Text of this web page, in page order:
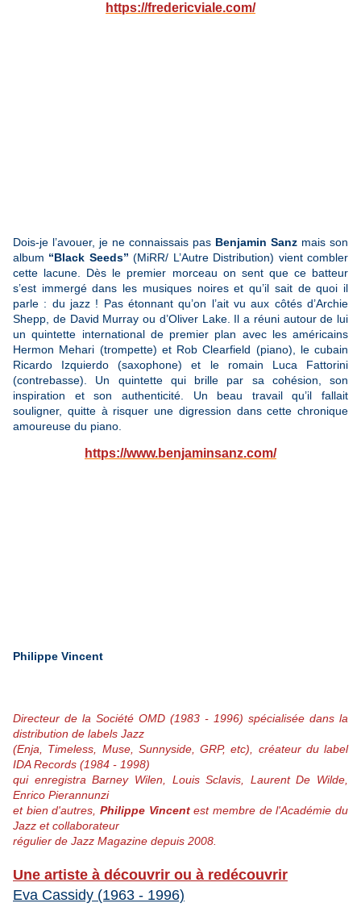
https://fredericviale.com/
Dois-je l’avouer, je ne connaissais pas Benjamin Sanz mais son
album “Black Seeds” (MiRR/ L’Autre Distribution) vient combler
cette lacune. Dès le premier morceau on sent que ce batteur
s’est immergé dans les musiques noires et qu’il sait de quoi il
parle : du jazz ! Pas étonnant qu’on l’ait vu aux côtés d’Archie
Shepp, de David Murray ou d’Oliver Lake. Il a réuni autour de lui
un quintette international de premier plan avec les américains
Hermon Mehari (trompette) et Rob Clearfield (piano), le cubain
Ricardo Izquierdo (saxophone) et le romain Luca Fattorini
(contrebasse). Un quintette qui brille par sa cohésion, son
inspiration et son authenticité. Un beau travail qu’il fallait
souligner, quitte à risquer une digression dans cette chronique
amoureuse du piano.
https://www.benjaminsanz.com/
Philippe Vincent
Directeur de la Société OMD (1983 - 1996) spécialisée dans la
distribution de labels Jazz
(Enja, Timeless, Muse, Sunnyside, GRP, etc), créateur du label
IDA Records (1984 - 1998)
qui enregistra Barney Wilen, Louis Sclavis, Laurent De Wilde,
Enrico Pierannunzi
et bien d'autres, Philippe Vincentest membre de l'Académie du
Jazz et collaborateur
régulier de Jazz Magazine depuis 2008.
Une artiste à découvrir ou à redécouvrir
Eva Cassidy (1963 - 1996)